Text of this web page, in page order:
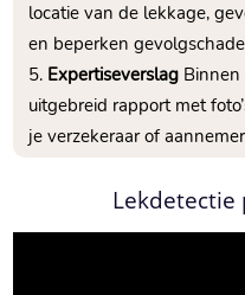
locatie van de lekkage,
en beperken
Expertiseverslag
uitgebreid rapport met
je verzekeraar of
Lekdetectie